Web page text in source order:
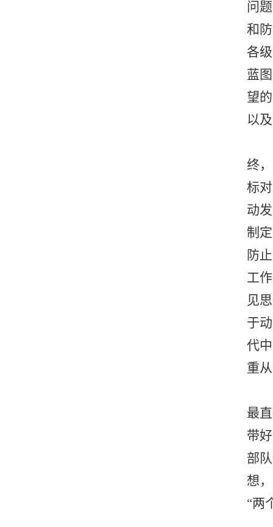
问
和
各
蓝
望
以
终
标
动
制
防
工
见
于
代
重
最
带
部
想
“两